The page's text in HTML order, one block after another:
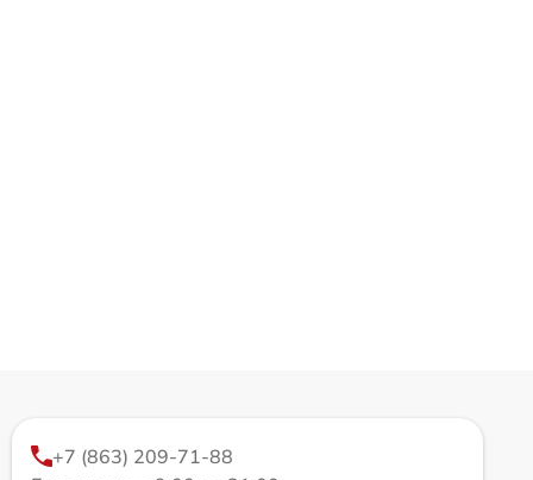
+7 (863) 209-71-88